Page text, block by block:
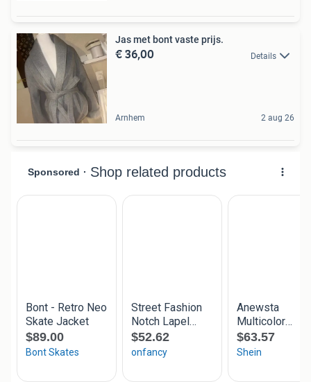
Jas met bont vaste prijs.
€ 36,00 Details
Arnhem 2 aug 26